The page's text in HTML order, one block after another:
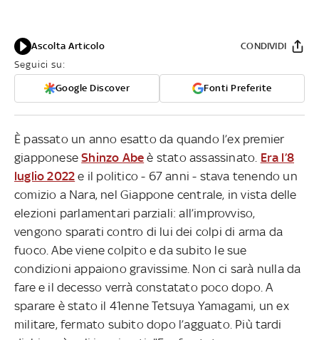
Ascolta Articolo
Seguici su:
Google Discover Fonti Preferite
CONDIVIDI
È passato un anno esatto da quando l’ex premier
giapponeseShinzo Abe è stato assassinato. Era l’8
luglio 2022 e il politico - 67 anni - stava tenendo un
comizio a Nara, nel Giappone centrale, in vista delle
elezioni parlamentari parziali: all’improvviso,
vengono sparati contro di lui dei colpi di arma da
fuoco. Abe viene colpito e da subito le sue
condizioni appaiono gravissime. Non ci sarà nulla da
fare e il decesso verrà constatato poco dopo. A
sparare è stato il 41enne Tetsuya Yamagami, un ex
militare, fermato subito dopo l’agguato. Più tardi